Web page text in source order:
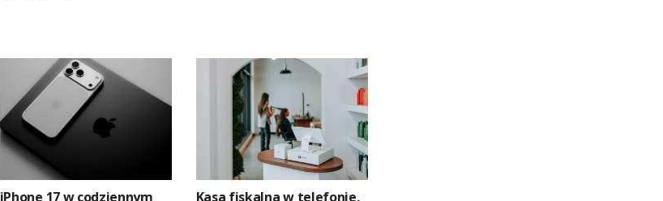
iPhone 17 w codziennym Kasa fiskalna w telefonie,